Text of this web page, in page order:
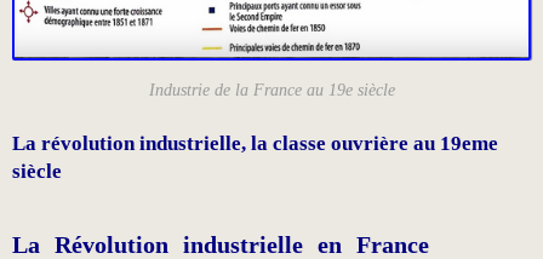
Industrie de la France au 19e siècle
La révolution industrielle, la classe ouvrière au 19eme
siècle
La Révolution industrielle en France